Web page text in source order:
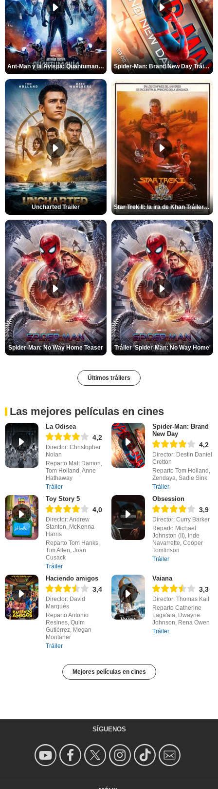
Ant-Man y la Avispa: Quantumanía Tráiler (2) Spider-Man: Brand New Day Tráiler (3)
Uncharted Trailer Star Trek II: la ira de Khan Tráiler VO
Spider-Man: No Way Home Teaser Tráiler 'Spider-Man: No Way Home'
Últimos tráilers
Las mejores películas en cines
La Odisea
4,2
Director: Christopher
Nolan
Reparto Matt Damon,
Tom Holland, Anne
Hathaway
Tráiler
Spider-Man: Brand
New Day
4,2
Director: Destin Daniel
Cretton
Reparto Tom Holland,
Zendaya, Sadie Sink
Tráiler
Toy Story 5
4,0
Director: Andrew
Stanton, McKenna
Harris
Reparto Tom Hanks,
Tim Allen, Joan
Cusack
Tráiler
Obsession
3,9
Director: Curry Barker
Reparto Michael
Johnston (II), Inde
Navarrette, Cooper
Tomlinson
Tráiler
Haciendo amigos
3,4
Director: David
Marqués
Reparto Antonio
Resines, Quim
Gutiérrez, Megan
Montaner
Tráiler
Vaiana
3,3
Director: Thomas Kail
Reparto Catherine
Laga'aia, Dwayne
Johnson, Rena Owen
Tráiler
Mejores películas en cines
SÍGUENOS